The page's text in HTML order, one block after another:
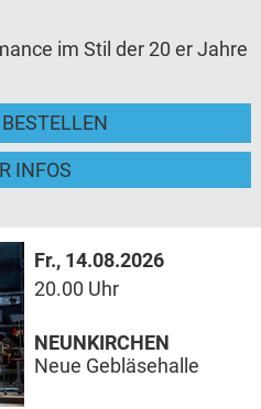
im Stil der 20 er Jahre
INFOS
Fr., 14.08.2026
20.00 Uhr
NEUNKIRCHEN
Neue Gebläsehalle